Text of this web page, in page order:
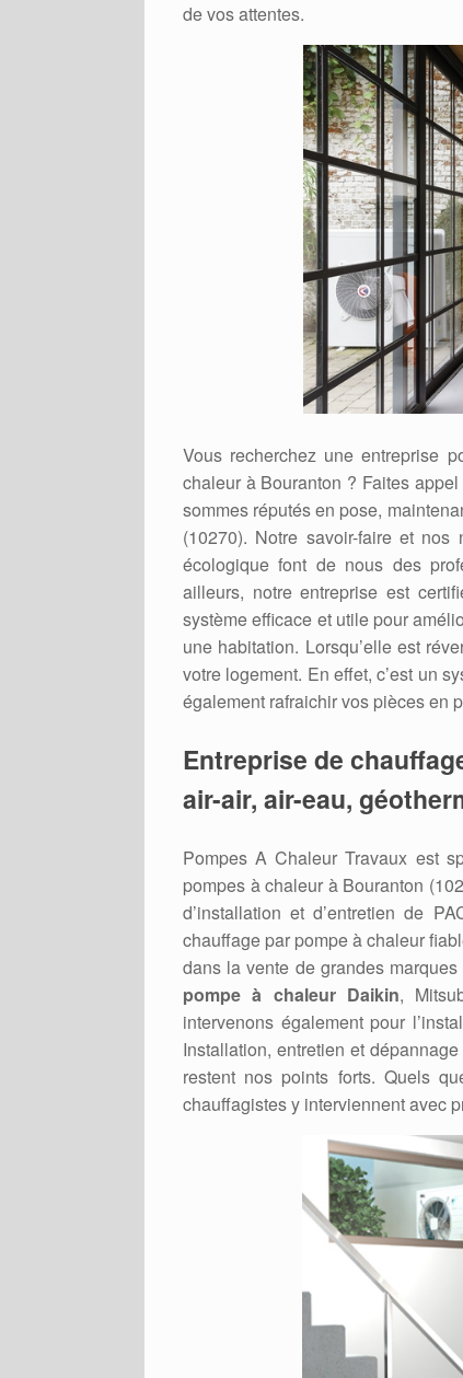
de vos attentes.
Vous recherchez une entreprise
chaleur à Bouranton ? Faites
sommes réputés en pose,
(10270). Notre savoir-faire et nos
écologique font de nous des
ailleurs, notre entreprise est
système efficace et utile pour
une habitation. Lorsqu’elle est
votre logement. En effet, c’est un
également rafraichir vos pièces en
Entreprise de
air-air, air-eau,
Pompes A Chaleur Travaux est
pompes à chaleur à Bouranton
d’installation et d’entretien de
chauffage par pompe à chaleur
dans la vente de grandes
pompe à chaleur Daikin,
intervenons également pour
Installation, entretien et
restent nos points forts. Quels
chauffagistes y interviennent avec